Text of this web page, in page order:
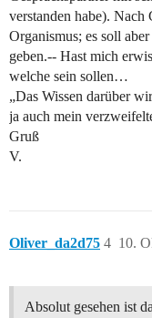
verstanden habe).
Organismus; es soll
geben.-- Hast mich
welche sein sollen…
„Das Wissen darüber
ja auch mein
Gruß
V.
Oliver_da2d75 10.
4
Absolut gesehen ist